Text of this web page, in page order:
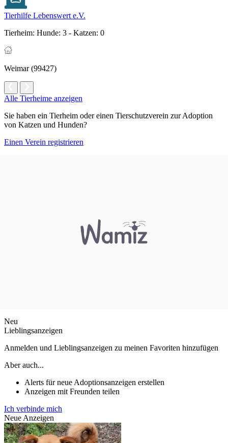
Tierhilfe Lebenswert e.V.
Tierheim: Hunde: 3 - Katzen: 0
Weimar (99427)
Alle Tierheime anzeigen
Sie haben ein Tierheim oder einen Tierschutzverein zur Adoption
von Katzen und Hunden?
Einen Verein registrieren
Neu
Lieblingsanzeigen
Anmelden und Lieblingsanzeigen zu meinen Favoriten hinzufügen
Aber auch...
Alerts für neue Adoptionsanzeigen erstellen
Anzeigen mit Freunden teilen
Ich verbinde mich
Neue Anzeigen